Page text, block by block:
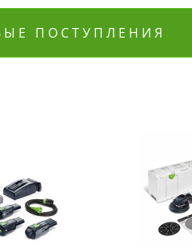
ПОСТУПЛЕНИЯ